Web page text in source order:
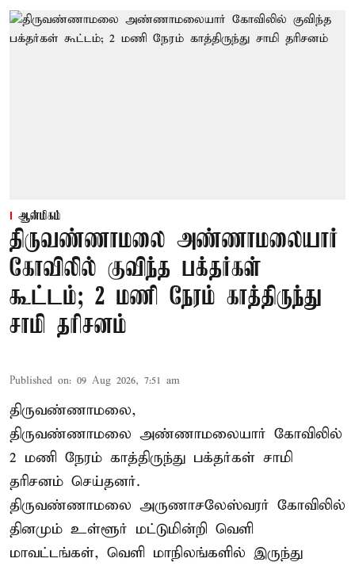
ஆன்மிகம்
திருவண்ணாமலை அண்ணாமலையார்
கோவிலில் குவிந்த பக்தர்கள்
கூட்டம்; 2 மணி நேரம் காத்திருந்து
சாமி தரிசனம்
Published on: 09 Aug 2026, 7:51 am
திருவண்ணாமலை,
திருவண்ணாமலை அண்ணாமலையார் கோவிலில்
2 மணி நேரம் காத்திருந்து பக்தர்கள் சாமி
தரிசனம் செய்தனர்.
திருவண்ணாமலை அருணாசலேஸ்வரர் கோவிலில்
தினமும் உள்ளூர் மட்டுமின்றி வெளி
மாவட்டங்கள், வெளி மாநிலங்களில் இருந்து